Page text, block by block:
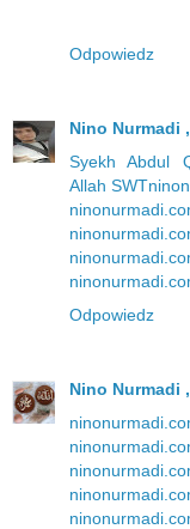
Odpowiedz
Nino Nurmadi
Syekh Abdul
Allah SWT
Odpowiedz
Nino Nurmadi